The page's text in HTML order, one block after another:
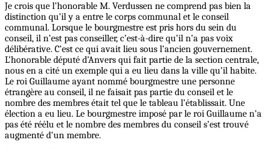
Je crois que l’honorable M. Verdussen ne comprend pas bien la
distinction qu’il y a entre le corps communal et le conseil
communal. Lorsque le bourgmestre est pris hors du sein du
conseil, il n’est pas conseiller, c’est-à-dire qu’il n’a pas voix
délibérative. C’est ce qui avait lieu sous l’ancien gouvernement.
L’honorable député d’Anvers qui fait partie de la section centrale,
nous en a cité un exemple qui a eu lieu dans la ville qu’il habite.
Le roi Guillaume ayant nommé bourgmestre une personne
étrangère au conseil, il ne faisait pas partie du conseil et le
nombre des membres était tel que le tableau l’établissait. Une
élection a eu lieu. Le bourgmestre imposé par le roi Guillaume n’a
pas été réélu et le nombre des membres du conseil s’est trouvé
augmenté d’un membre.